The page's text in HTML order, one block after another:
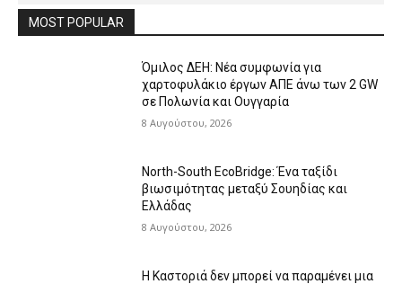
MOST POPULAR
Όμιλος ΔΕΗ: Νέα συμφωνία για
χαρτοφυλάκιο έργων ΑΠΕ άνω των 2 GW
σε Πολωνία και Ουγγαρία
8 Αυγούστου, 2026
North-South EcoBridge: Ένα ταξίδι
βιωσιμότητας μεταξύ Σουηδίας και
Ελλάδας
8 Αυγούστου, 2026
Η Καστοριά δεν μπορεί να παραμένει μια